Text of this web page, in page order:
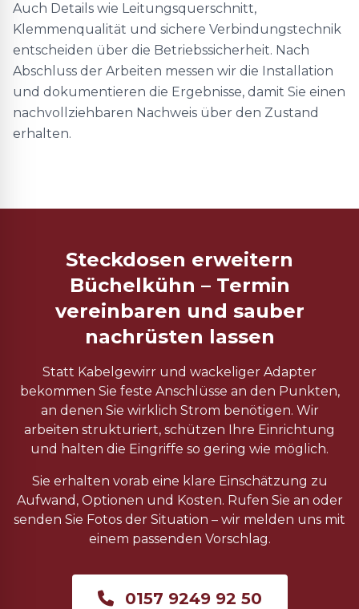
Auch Details wie Leitungsquerschnitt,
Klemmenqualität und sichere Verbindungstechnik
entscheiden über die Betriebssicherheit. Nach
Abschluss der Arbeiten messen wir die Installation
und dokumentieren die Ergebnisse, damit Sie einen
nachvollziehbaren Nachweis über den Zustand
erhalten.
Steckdosen erweitern
Büchelkühn – Termin
vereinbaren und sauber
nachrüsten lassen
Statt Kabelgewirr und wackeliger Adapter
bekommen Sie feste Anschlüsse an den Punkten,
an denen Sie wirklich Strom benötigen. Wir
arbeiten strukturiert, schützen Ihre Einrichtung
und halten die Eingriffe so gering wie möglich.
Sie erhalten vorab eine klare Einschätzung zu
Aufwand, Optionen und Kosten. Rufen Sie an oder
senden Sie Fotos der Situation – wir melden uns mit
einem passenden Vorschlag.
0157 9249 92 50